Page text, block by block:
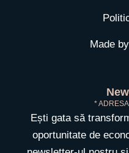
Made
* ADRESA
Ești gata să
oportunitate de